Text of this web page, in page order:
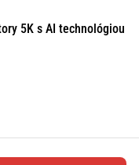
5K s AI technológiou